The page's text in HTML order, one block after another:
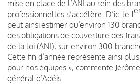
mise en place de l’ANI au sein des
professionnelles s’accélère. D’ici le 1
peut ainsi estimer qu’environ 130
des obligations de couverture des
de la loi (ANI), sur environ 300
Cette fin d’année représente ainsi
pour nos équipes », commente
général d’Adéis.